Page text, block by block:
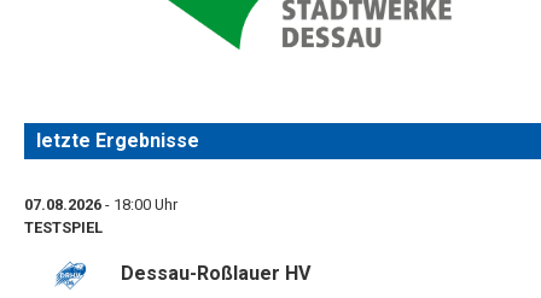
letzte Ergebnisse
07.08.2026 - 18:00 Uhr
TESTSPIEL
Dessau-Roßlauer HV